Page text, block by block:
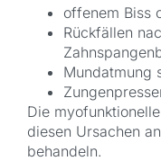
offenem Biss
Rückfällen
Mundatmung
Die
diesen Ursachen
behandeln.